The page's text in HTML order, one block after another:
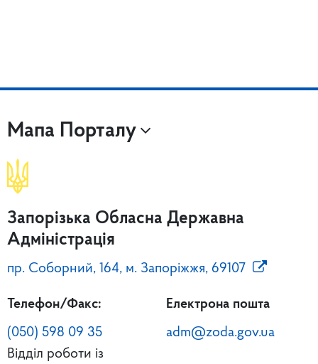
Мапа Порталу
Запорізька Обласна Державна
Адміністрація
пр. Соборний, 164, м. Запоріжжя, 69107
Телефон/Факс:
(050) 598 09 35
Відділ роботи із
Електрона пошта
adm@zoda.gov.ua